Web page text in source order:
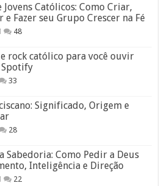
Jovens Católicos: Como Criar,
e Fazer seu Grupo Crescer na Fé
48
rock católico para você ouvir
Spotify
33
Significado, Origem e
28
Sabedoria: Como Pedir a Deus
Inteligência e Direção
22